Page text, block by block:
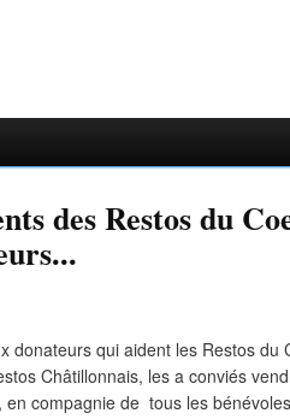
des Restos du
donateurs qui aident les Restos du
Châtillonnais, les a conviés
compagnie de tous les